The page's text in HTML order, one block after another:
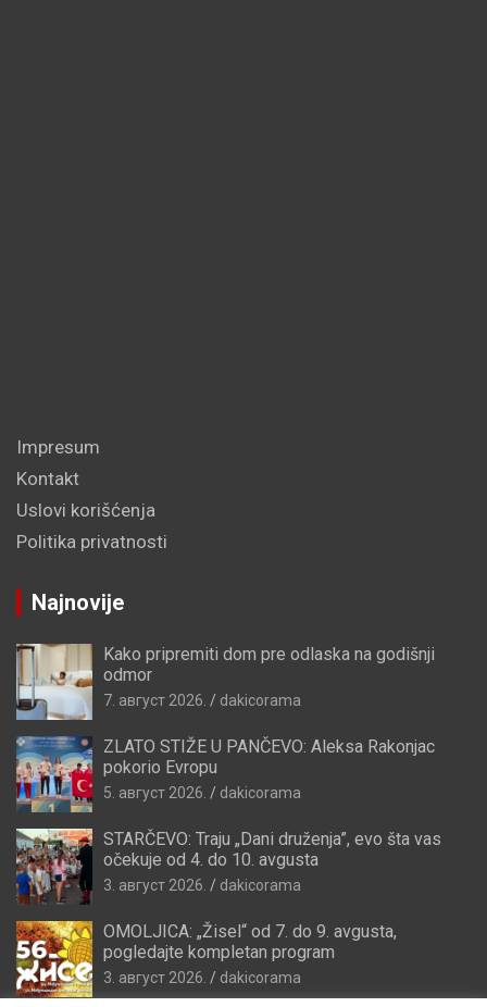
Impresum
Kontakt
Uslovi korišćenja
Politika privatnosti
Najnovije
Kako pripremiti dom pre odlaska na godišnji
odmor
7. август 2026. dakicorama
ZLATO STIŽE U PANČEVO: Aleksa Rakonjac
pokorio Evropu
5. август 2026. dakicorama
STARČEVO: Traju „Dani druženja”, evo šta vas
očekuje od 4. do 10. avgusta
3. август 2026. dakicorama
OMOLJICA: „Žisel“ od 7. do 9. avgusta,
pogledajte kompletan program
3. август 2026. dakicorama